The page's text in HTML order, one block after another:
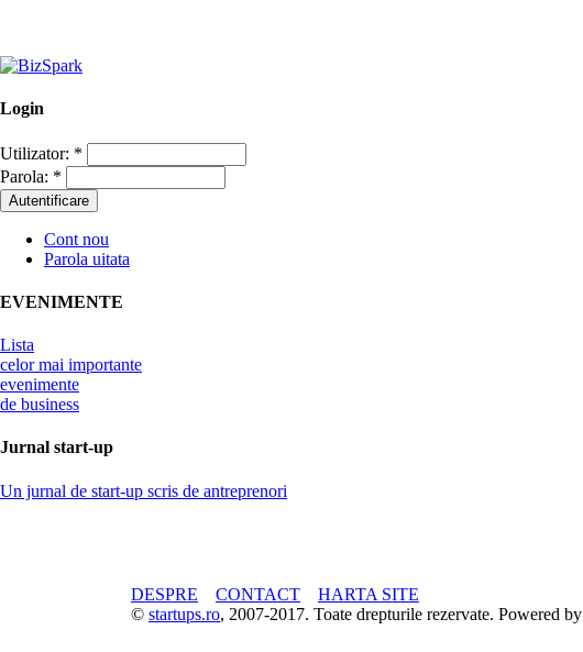
Login
Utilizator: *
Parola: *
Cont nou
Parola uitata
EVENIMENTE
Lista
celor mai importante
evenimente
de business
Jurnal start-up
Un jurnal de start-up scris de antreprenori
DESPRE CONTACT
HARTA SITE
© startups.ro, 2007-2017. Toate drepturile rezervate. Powered by